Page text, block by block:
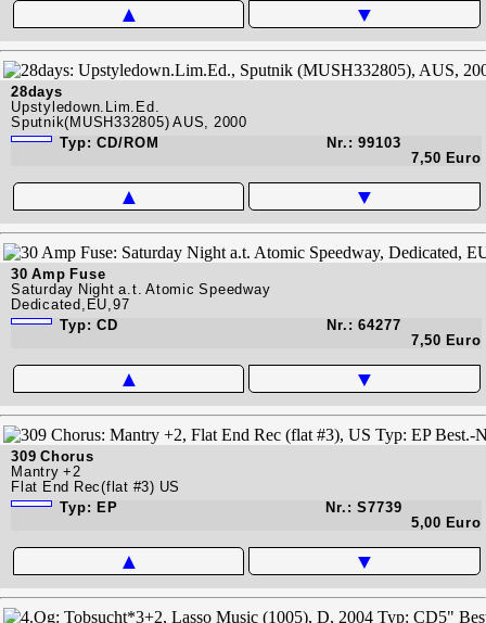
▲ ▼
28days
Upstyledown.Lim.Ed.
Sputnik(MUSH332805) AUS, 2000
Typ: CD/ROM
Nr.: 99103
7,50 Euro
▲ ▼
30 Amp Fuse
Saturday Night a.t. Atomic Speedway
Dedicated,EU,97
Typ: CD
Nr.: 64277
7,50 Euro
▲ ▼
309 Chorus
Mantry +2
Flat End Rec(flat #3) US
Typ: EP
Nr.: S7739
5,00 Euro
▲ ▼